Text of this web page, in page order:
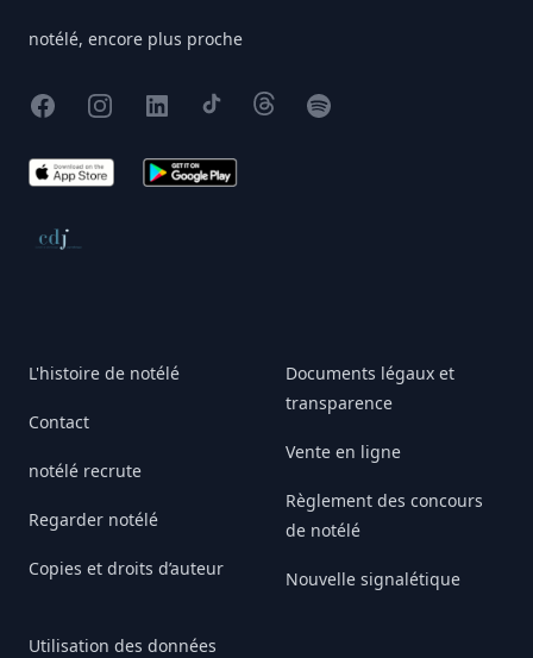
notélé, encore plus proche
FacebookInstagram
X TikTokThreadsSpotify
App Store Google Play
Conseil de déontologie journalistique
L'histoire de notélé
Contact
notélé recrute
Regarder notélé
Copies et droits d’auteur
Utilisation des données
Documents légaux et
transparence
Vente en ligne
Règlement des concours
de notélé
Nouvelle signalétique